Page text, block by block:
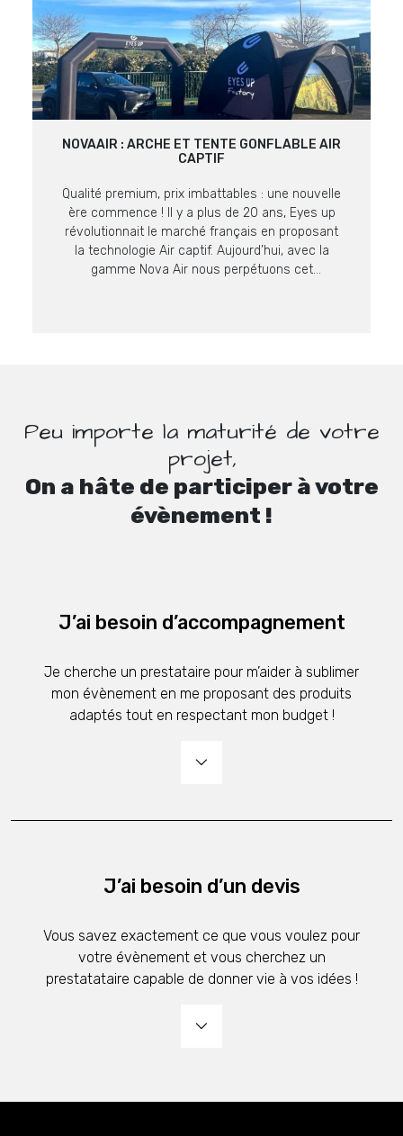
NOVAAIR : ARCHE ET TENTE GONFLABLE AIR
CAPTIF
Qualité premium, prix imbattables : une nouvelle
ère commence ! Il y a plus de 20 ans, Eyes up
révolutionnait le marché français en proposant
la technologie Air captif. Aujourd’hui, avec la
gamme Nova Air nous perpétuons cet
Peu importe la maturité de votre
projet,
On a hâte de participer à votre
évènement !
J’ai besoin d’accompagnement
Je cherche un prestataire pour m’aider à sublimer
mon évènement en me proposant des produits
adaptés tout en respectant mon budget !
J’ai besoin d’un devis
Vous savez exactement ce que vous voulez pour
votre évènement et vous cherchez un
prestatataire capable de donner vie à vos idées !